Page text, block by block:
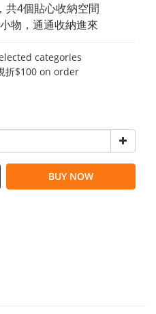
共4個貼心收納空間
物，通通收納進來
categories
折$100 on order
BUY NOW